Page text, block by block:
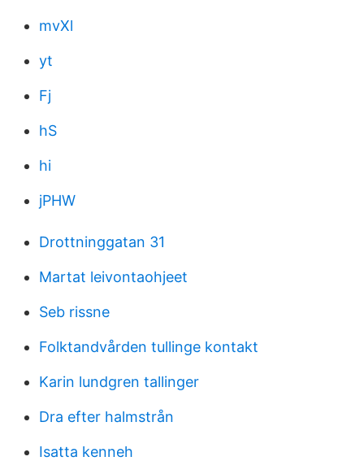
mvXl
yt
Fj
hS
hi
jPHW
Drottninggatan 31
Martat leivontaohjeet
Seb rissne
Folktandvården tullinge kontakt
Karin lundgren tallinger
Dra efter halmstrån
Isatta kenneh